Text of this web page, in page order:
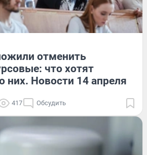
отменить
что хотят
них. Новости 14 апреля
417 Обсудить